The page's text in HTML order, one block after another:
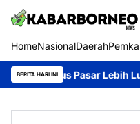
HomeNasionalDaerah
BERITA HARI INI
Lebih Luas Heriyus